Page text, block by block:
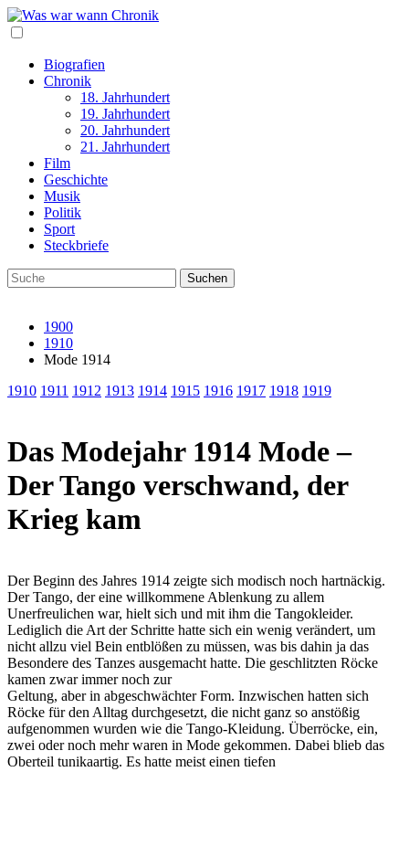
Biografien
Chronik
18. Jahrhundert
19. Jahrhundert
20. Jahrhundert
21. Jahrhundert
Film
Geschichte
Musik
Politik
Sport
Steckbriefe
1900
1910
Mode 1914
1910 1911 1912 1913 1914 1915 1916 1917 1918 1919
Das Modejahr 1914 Mode –
Der Tango verschwand, der
Krieg kam
Der Beginn des Jahres 1914 zeigte sich modisch noch hartnäckig.
Der Tango, der eine willkommene Ablenkung zu allem
Unerfreulichen war, hielt sich und mit ihm die Tangokleider.
Lediglich die Art der Schritte hatte sich ein wenig verändert, um
nicht allzu viel Bein entblößen zu müssen, was bis dahin ja das
Besondere des Tanzes ausgemacht hatte. Die geschlitzten Röcke
kamen zwar immer noch zur
Geltung, aber in abgeschwächter Form. Inzwischen hatten sich
Röcke für den Alltag durchgesetzt, die nicht ganz so anstößig
aufgenommen wurden wie die Tango-Kleidung. Überröcke, ein,
zwei oder noch mehr waren in Mode gekommen. Dabei blieb das
Oberteil tunikaartig. Es hatte meist einen tiefen